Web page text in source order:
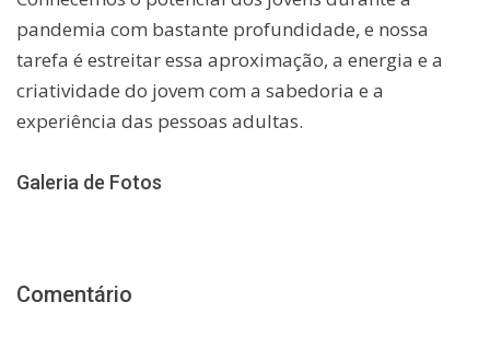
pandemia com bastante profundidade, e nossa
tarefa é estreitar essa aproximação, a energia e a
criatividade do jovem com a sabedoria e a
experiência das pessoas adultas.
Galeria de Fotos
Comentário